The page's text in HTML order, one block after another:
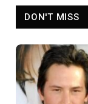
DON'T MISS